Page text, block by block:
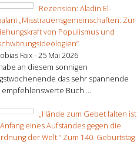
Rezension: Aladin El-
„Misstrauensgemeinschaften: Zur
von Populismus und
Faix -25 Mai 2026
an diesem sonnigen
das sehr spannende
Buch ...
„Hände zum Gebet falten ist
eines Aufstandes gegen die
der Welt.“ Zum 140. Geburtstag